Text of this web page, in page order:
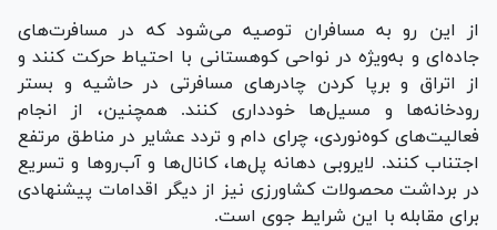
از این رو به مسافران توصیه می‌شود که در مسافرت‌های
جاده‌ای و به‌ویژه در نواحی کوهستانی با احتیاط حرکت کنند و
از اتراق و برپا کردن چادر‌های مسافرتی در حاشیه و بستر
رودخانه‌ها و مسیل‌ها خودداری کنند. همچنین، از انجام
فعالیت‌های کوه‌نوردی، چرای دام و تردد عشایر در مناطق مرتفع
اجتناب کنند. لایروبی دهانه پل‌ها، کانال‌ها و آب‌رو‌ها و تسریع
در برداشت محصولات کشاورزی نیز از دیگر اقدامات پیشنهادی
برای مقابله با این شرایط جوی است.